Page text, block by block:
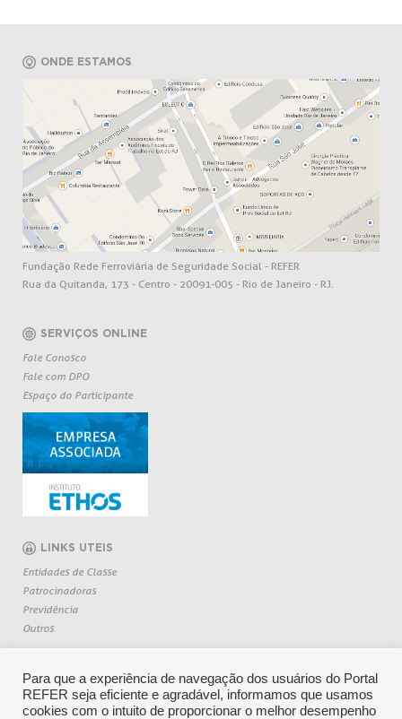
ONDE ESTAMOS
Fundação Rede Ferroviária de Seguridade Social - REFER
Rua da Quitanda, 173 - Centro - 20091-005 - Rio de Janeiro - RJ.
SERVIÇOS ONLINE
Fale Conosco
Fale com DPO
Espaço do Participante
LINKS UTEIS
Entidades de Classe
Patrocinadoras
Previdência
Outros
Para que a experiência de navegação dos usuários do Portal
REFER seja eficiente e agradável, informamos que usamos
cookies com o intuito de proporcionar o melhor desempenho